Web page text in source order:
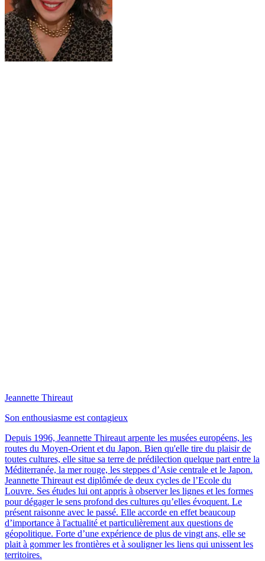
Jeannette Thireaut
Son enthousiasme est contagieux
Depuis 1996, Jeannette Thireaut arpente les musées européens, les
routes du Moyen-Orient et du Japon. Bien qu'elle tire du plaisir de
toutes cultures, elle situe sa terre de prédilection quelque part entre la
Méditerranée, la mer rouge, les steppes d’Asie centrale et le Japon.
Jeannette Thireaut est diplômée de deux cycles de l’Ecole du
Louvre. Ses études lui ont appris à observer les lignes et les formes
pour dégager le sens profond des cultures qu’elles évoquent. Le
présent raisonne avec le passé. Elle accorde en effet beaucoup
d’importance à l'actualité et particulièrement aux questions de
géopolitique. Forte d’une expérience de plus de vingt ans, elle se
plait à gommer les frontières et à souligner les liens qui unissent les
territoires.